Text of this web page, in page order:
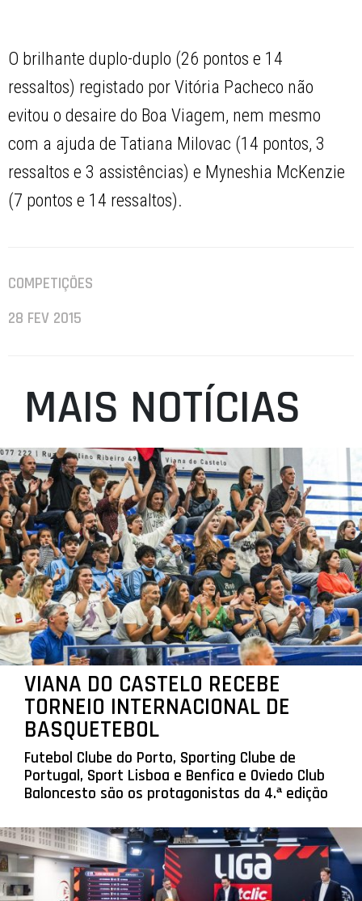
O brilhante duplo-duplo (26 pontos e 14
ressaltos) registado por Vitória Pacheco não
evitou o desaire do Boa Viagem, nem mesmo
com a ajuda de Tatiana Milovac (14 pontos, 3
ressaltos e 3 assistências) e Myneshia McKenzie
(7 pontos e 14 ressaltos).
COMPETIÇÕES
28 FEV 2015
MAIS NOTÍCIAS
VIANA DO CASTELO RECEBE
TORNEIO INTERNACIONAL DE
BASQUETEBOL
Futebol Clube do Porto, Sporting Clube de
Portugal, Sport Lisboa e Benfica e Oviedo Club
Baloncesto são os protagonistas da 4.ª edição